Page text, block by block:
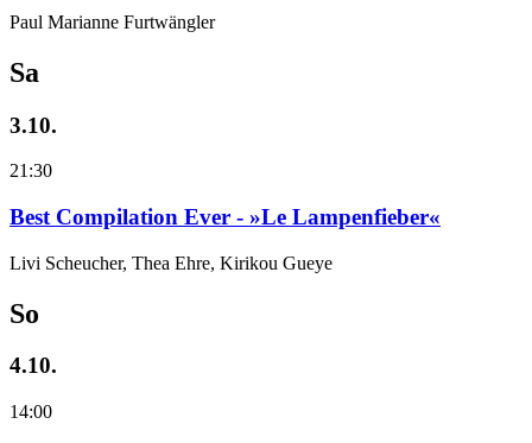
Paul Marianne Furtwängler
Sa
3.10.
21:30
Best Compilation Ever - »Le Lampenfieber«
Livi Scheucher, Thea Ehre, Kirikou Gueye
So
4.10.
14:00